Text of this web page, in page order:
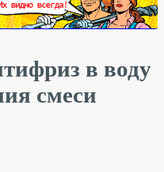
в воду
смеси